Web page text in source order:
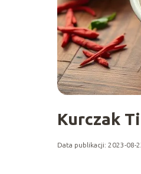
Kurczak
Data publikacji: 2023-08-